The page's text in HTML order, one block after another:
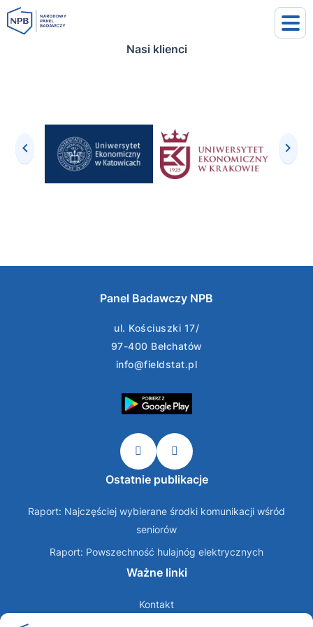
Nasi klienci
Panel Badawczy NPB
ul. Kościuszki 17/
97-400 Bełchatów
info@fieldstat.pl
Ostatnie publikacje
Raport: Najczęściej wybierane środki komunikacji wśród
seniorów
Raport: Powszechność hulajnóg elektrycznych
Ważne linki
Kontakt